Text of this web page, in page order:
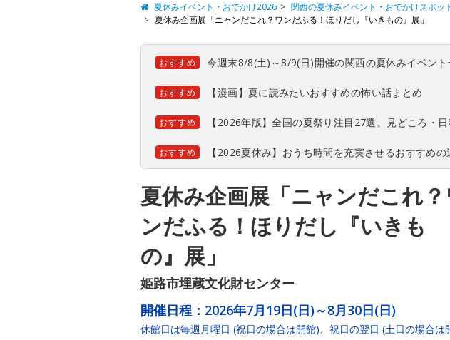
夏休みイベント・おでかけ2026 関西の夏休みイベント・おでかけスポッ
夏休み企画展「ニャンだこれ？ワンだふる！ほりだし『いきもの』展」
おすすめ 今週末8/8(土)～8/9(日)開催の関西の夏休みイベント
おすすめ 【漫画】夏に読みたいおすすめの怖い話まとめ
おすすめ 【2026年版】全国の夏祭り注目27選。見どころ・日
おすすめ 【2026夏休み】おうち時間を充実させるおすすめの
夏休み企画展「ニャンだこれ？
ンだふる！ほりだし『いきも
の』展」
姫路市埋蔵文化財センター
開催日程： 2026年7月19日(日)～8月30日(日)
休館日は毎週月曜日 (祝日の場合は開館)、祝日の翌日 (土日の場合は